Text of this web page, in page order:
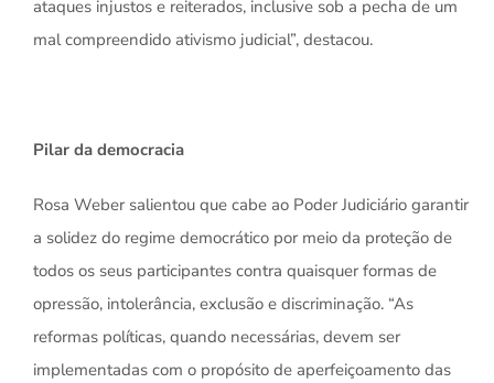
ataques injustos e reiterados, inclusive sob a pecha de um
mal compreendido ativismo judicial”, destacou.
Pilar da democracia
Rosa Weber salientou que cabe ao Poder Judiciário garantir
a solidez do regime democrático por meio da proteção de
todos os seus participantes contra quaisquer formas de
opressão, intolerância, exclusão e discriminação. “As
reformas políticas, quando necessárias, devem ser
implementadas com o propósito de aperfeiçoamento das